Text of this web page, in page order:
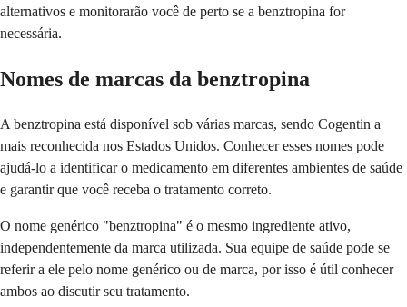
alternativos e monitorarão você de perto se a benztropina for
necessária.
Nomes de marcas da benztropina
A benztropina está disponível sob várias marcas, sendo Cogentin a
mais reconhecida nos Estados Unidos. Conhecer esses nomes pode
ajudá-lo a identificar o medicamento em diferentes ambientes de saúde
e garantir que você receba o tratamento correto.
O nome genérico "benztropina" é o mesmo ingrediente ativo,
independentemente da marca utilizada. Sua equipe de saúde pode se
referir a ele pelo nome genérico ou de marca, por isso é útil conhecer
ambos ao discutir seu tratamento.